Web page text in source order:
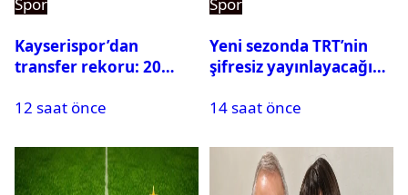
Spor
Kayserispor’dan
transfer rekoru: 20
12 saat önce
Spor
Yeni sezonda TRT’nin
şifresiz yayınlayacağı
14 saat önce